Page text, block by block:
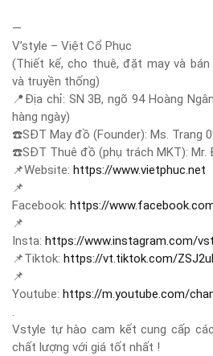
—
V’style – Việt Cổ Phục
(Thiết kế, cho thuê, đặt may và
và truyền thống)
📍 Địa chỉ: SN 3B, ngõ 94 Hoàng
hàng ngày)
☎️SĐT May đồ (Founder): Ms. Trang
☎️SĐT Thuê đồ (phụ trách MKT): Mr.
📌Website: https://www.vietphuc.net
Facebook: https://
📌
Insta: https://www.instagram.com/
📌Tiktok: https://vt.tiktok.com/
📌
Youtube: https://m.youtube.com/
.
Vstyle tự hào cam kết cung cấp
chất lượng với giá tốt nhất !